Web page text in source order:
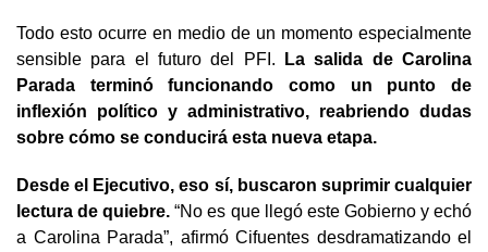
Todo esto ocurre en medio de un momento especialmente
sensible para el futuro del PFI.
La salida de Carolina
Parada terminó funcionando como un punto de
inflexión político y administrativo, reabriendo dudas
sobre cómo se conducirá esta nueva etapa.
Desde el Ejecutivo, eso sí, buscaron suprimir cualquier
lectura de quiebre. “No es que llegó este Gobierno y echó
a Carolina Parada”, afirmó Cifuentes desdramatizando el